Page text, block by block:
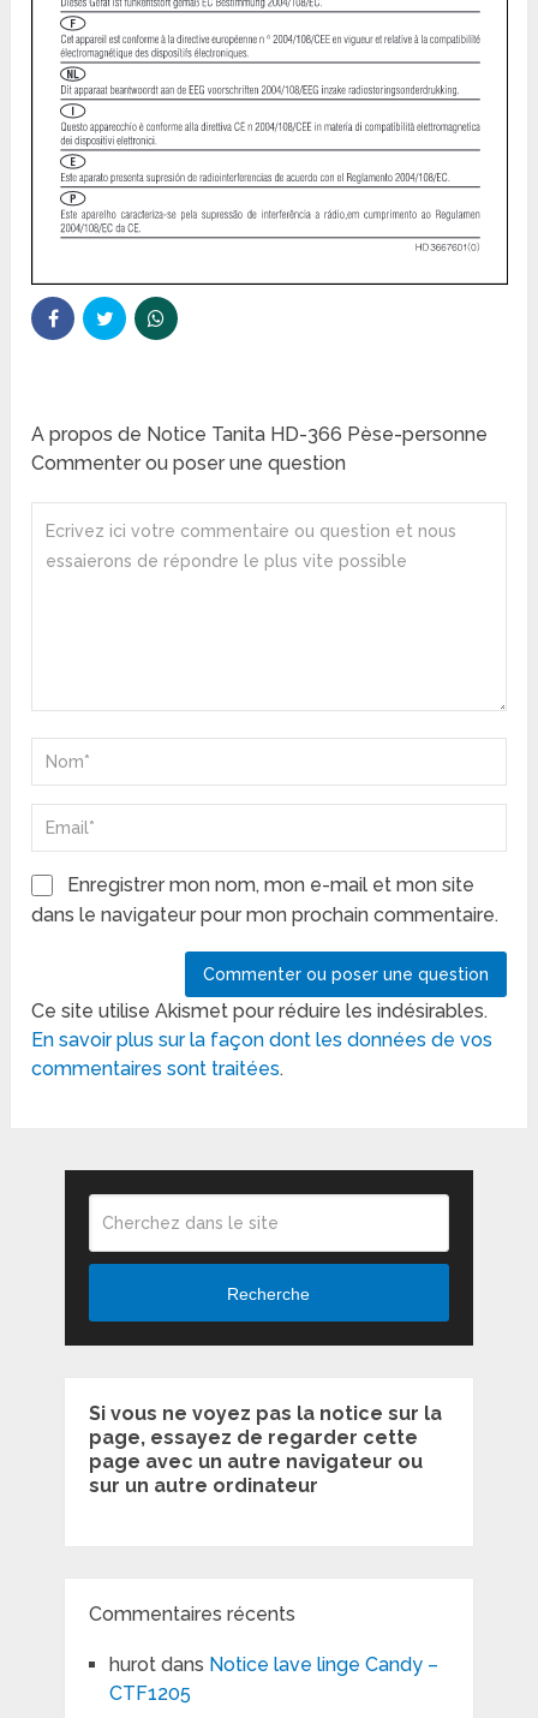
A propos de Notice Tanita HD-366 Pèse-personne
Commenter ou poser une question
Enregistrer mon nom, mon e-mail et mon site
dans le navigateur pour mon prochain commentaire.
Ce site utilise Akismet pour réduire les indésirables.
En savoir plus sur la façon dont les données de vos
commentaires sont traitées.
Recherche
Si vous ne voyez pas la notice sur la
page, essayez de regarder cette
page avec un autre navigateur ou
sur un autre ordinateur
Commentaires récents
hurotdans Notice lave linge Candy –
CTF1205